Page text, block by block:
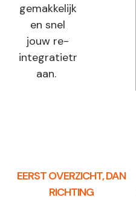
gemakkelijk
en snel
jouw re-
integratietraject
aan.
EERST OVERZICHT, DAN
RICHTING